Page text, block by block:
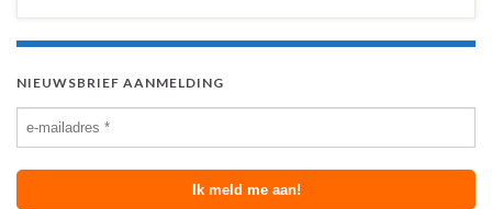
NIEUWSBRIEF AANMELDING